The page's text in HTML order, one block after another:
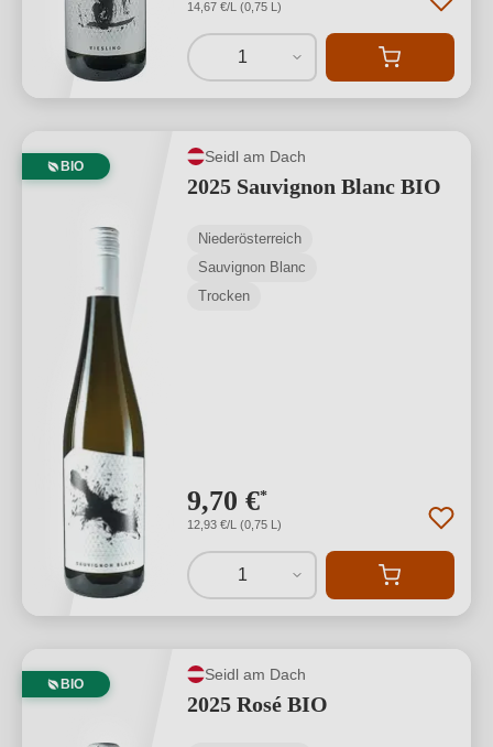
14,67 €/L (0,75 L)
1
BIO
Seidl am Dach
2025 Sauvignon Blanc BIO
Niederösterreich
Sauvignon Blanc
Trocken
9,70 €*
12,93 €/L (0,75 L)
1
BIO
Seidl am Dach
2025 Rosé BIO